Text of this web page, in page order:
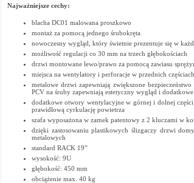
Najważniejsze cechy:
blacha DC01 malowana proszkowo
montaż za pomocą jednego śrubokręta
nowoczesny wygląd, który świetnie prezentuje się w
możliwość regulacji co 30 mm na trzech głębokościach
drzwi montowane lewo/prawo za pomocą zawiasu
miejsca na wentylatory i perforacje w przednich
metalowe drzwi zapewniają zwiększone
PCV na śruby zapewniają estetyczny wygląd i dodatkowe
dodatkowe otwory wentylacyjne w górnej i dolnej
prawidłową cyrkulację powietrza
szafa wyposażona w zamek patentowy z 2 kluczami w
dzięki zastosowaniu plastikowych ślizgaczy drzwi
metalowych
standard RACK 19”
wysokość: 9U
głębokość: 450 mm
obciążenie max. 40 kg